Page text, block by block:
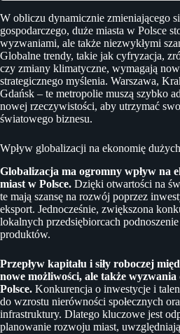
W obliczu dynamicznie zmieniającego
gospodarczego, duże miasta w Polsce
wyzwaniami, ale także niezwykłymi
Globalne trendy, takie jak cyfryzacja,
czy zmiany klimatyczne, wymagają
strategicznego myślenia. Warszawa,
Gdańsk – te metropolie muszą szybko
nowej rzeczywistości, aby utrzymać
światowego biznesu.
Wpływ globalizacji na ekonomię
Globalizacja ma ogromny wpływ na
miast w Polsce. Dzięki otwartości na
te mają szansę na rozwój poprzez
eksport. Jednocześnie, zwiększona
lokalnych przedsiębiorcach podnoszenie
produktów.
Przepływ kapitału i siły roboczej
nowe możliwości, ale także
Polsce. Konkurencja o inwestycje i
do wzrostu nierówności społecznych
infrastruktury. Dlatego kluczowe jest
planowanie rozwoju miast,